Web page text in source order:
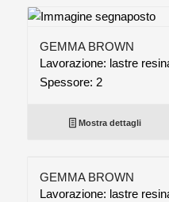
GEMMA BROWN
Lavorazione: lastre
Spessore: 2
Mostra dettagli
GEMMA BROWN
Lavorazione: lastre